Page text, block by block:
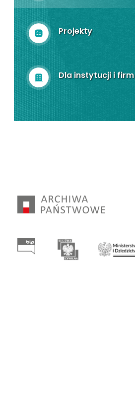
Projekty
Dla instytucji i firm